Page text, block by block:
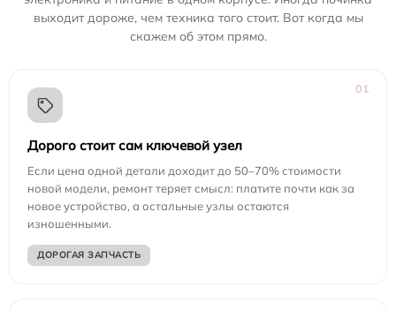
выходит дороже, чем техника того стоит. Вот когда мы
скажем об этом прямо.
01
Дорого стоит сам ключевой узел
Если цена одной детали доходит до 50–70% стоимости
новой модели, ремонт теряет смысл: платите почти как за
новое устройство, а остальные узлы остаются
изношенными.
ДОРОГАЯ ЗАПЧАСТЬ